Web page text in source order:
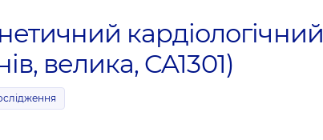
кардіологічний
велика, CA1301)